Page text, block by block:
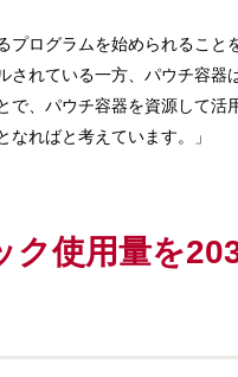
プログラムを始められるこ
れている一方、パウチ容器
、パウチ容器を資源して
ればと考えています。」
使用量を